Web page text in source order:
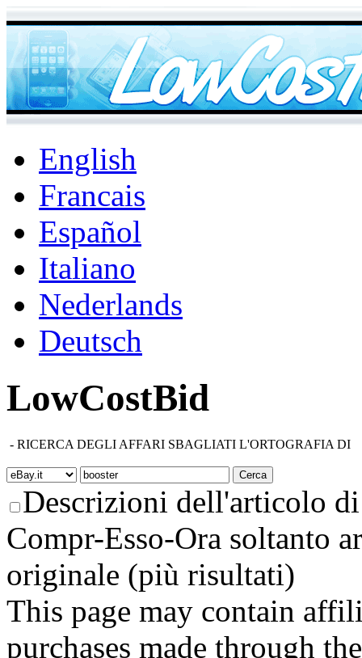
English
Francais
Español
Italiano
Nederlands
Deutsch
LowCostBid
- RICERCA DEGLI AFFARI SBAGLIATI L'ORTOGRAFIA DI
Descrizioni dell'articolo
Compr-Esso-Ora soltanto
originale (più risultati)
This page may contain
purchases made through